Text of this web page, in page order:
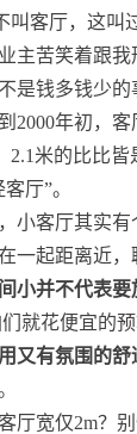
叫客厅，这叫
主苦笑着跟
是钱多钱少
2000年初，
2.1米的比比
厅”。
小客厅其实
一起距离近
小并不代表
就花便宜的
又有氛围的舒